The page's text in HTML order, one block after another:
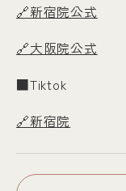
🔗新宿院公式
🔗大阪院公式
■Tiktok
🔗新宿院